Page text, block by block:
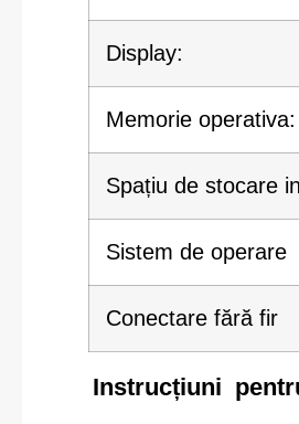
Display:
Memorie operativa:
Spațiu de stocare
Sistem de operare
Conectare fără fir
Instrucțiuni